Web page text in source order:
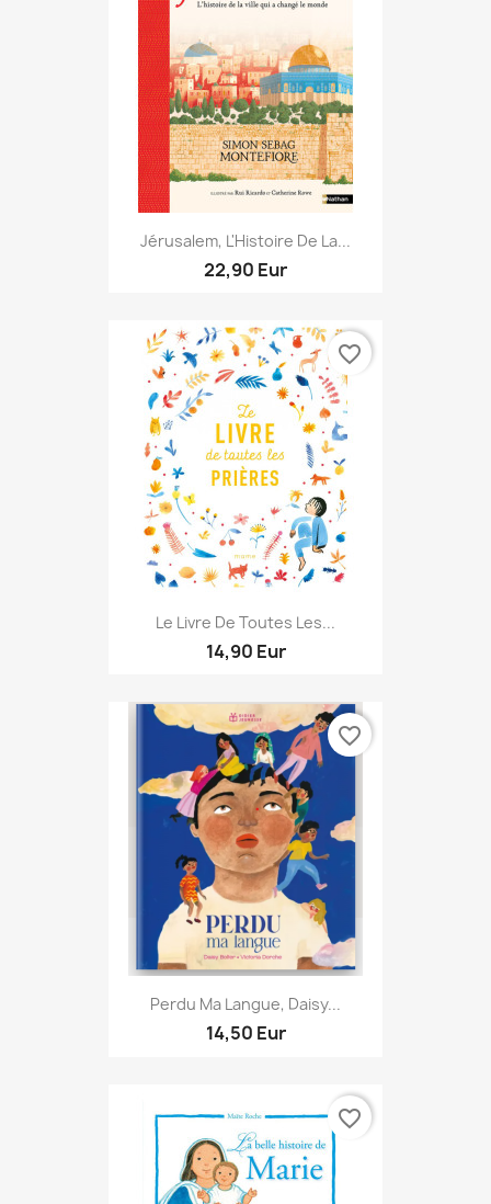
Jérusalem, L'Histoire De La...
22,90 Eur
Le Livre De Toutes Les...
14,90 Eur
favorite_border
Perdu Ma Langue, Daisy...
14,50 Eur
favorite_border
favorite_border